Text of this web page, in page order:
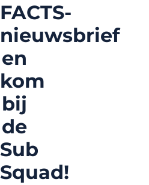
FACTS-
nieuwsbrief
en
kom
bij
de
Sub
Squad!